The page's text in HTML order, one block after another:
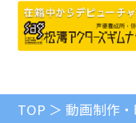
TOP
動画制作・